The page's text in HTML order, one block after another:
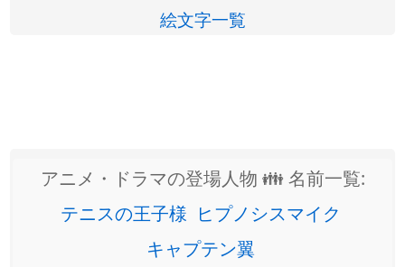
絵文字一覧
アニメ・ドラマの登場人物 👪 名前一覧:
テニスの王子様 ヒプノシスマイク
キャプテン翼